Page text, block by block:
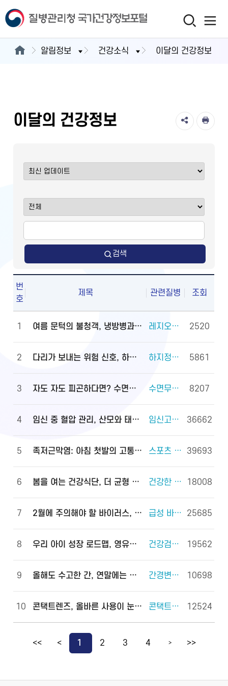
알림정보 건강소식 이달의 건강정보
이달의 건강정보
검색
번
호
제목 관련질병 조회
1 여름 문턱의 불청객, 냉방병과 기립저혈압 관리법 레지오넬라증 외 2건 2520
2 다리가 보내는 위험 신호, 하지정맥류 하지정맥류 외 3건 5861
3 자도 자도 피곤하다면? 수면무호흡증 진단·관리법 수면무호흡증 외 2건 8207
4 임신 중 혈압 관리, 산모와 태아를 지키는 첫걸음 임신고혈압과 전자간증(임신중독증) 외 4건 36662
5 족저근막염: 아침 첫발의 고통, 원인과 대처법 스포츠 손상과 안전(족관절(발목 관절) 손상) 외 2건 39693
6 봄을 여는 건강식단, 더 균형 있게! 건강한 체중조절을 위한 식사 외 6건 18008
7 2월에 주의해야 할 바이러스, 이렇게 예방하세요! 급성 바이러스 위장관염 외 2건 25685
8 우리 아이 성장 로드맵, 영유아 건강검진으로 완성하세요! 건강검진(국가건강검진) 외 2건 19562
9 올해도 수고한 간, 연말에는 쉬게 해 주세요! 간경변증 외 3건 10698
10 콘택트렌즈, 올바른 사용이 눈 건강을 지킵니다! 콘택트렌즈 외 2건 12524
<< < 1 2 3 4 > >>